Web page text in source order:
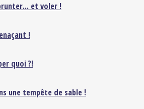
et voler !
!
quoi ?!
une tempête de sable !